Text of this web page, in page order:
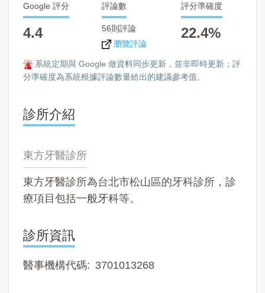
Google 評分
4.4
評論數
56則評論
瀏覽評論
評分準確度
22.4%
系統定期與 Google 做資料同步更新，並非即時更新；評
分準確度為系統根據評論數量給出的建議參考值。
診所介紹
東方牙醫診所
東方牙醫診所為台北市松山區的牙科診所，診
療項目包括一般牙科等。
診所資訊
醫事機構代碼 3701013268